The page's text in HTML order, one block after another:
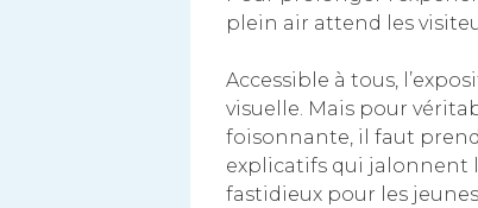
plein air attend les
Accessible à tous,
visuelle. Mais pour
foisonnante, il faut
explicatifs qui jalonnent
fastidieux pour les